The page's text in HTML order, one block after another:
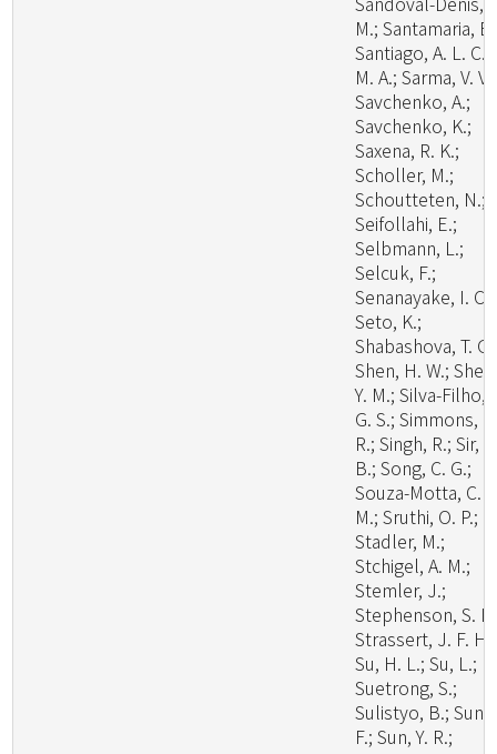
M.; Santamaria,
Santiago, A. L. C.
M. A.; Sarma, V. V.;
Savchenko, A.;
Savchenko, K.;
Saxena, R. K.;
Scholler, M.;
Schoutteten, N.;
Seifollahi, E.;
Selbmann, L.;
Selcuk, F.;
Senanayake, I. C.;
Seto, K.;
Shabashova, T.
Shen, H. W.;
Y. M.; Silva-Filho,
G. S.; Simmons,
R.; Singh, R.; Sir,
B.; Song, C. G.;
Souza-Motta, C.
M.; Sruthi, O. P.;
Stadler, M.;
Stchigel, A. M.;
Stemler, J.;
Stephenson, S.
Strassert, J. F. H.;
Su, H. L.; Su, L.;
Suetrong, S.;
Sulistyo, B.; Sun,
F.; Sun, Y. R.;